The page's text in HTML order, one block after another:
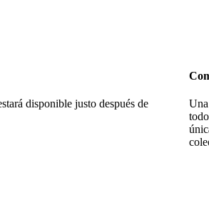
disponible justo después de